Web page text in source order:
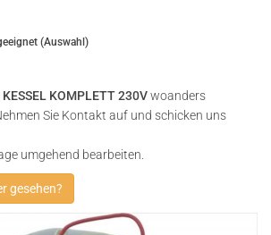
(Auswahl)
KESSEL KOMPLETT 230Vwoanders
Sie Kontakt auf und schicken uns
umgehend bearbeiten.
gesehen?